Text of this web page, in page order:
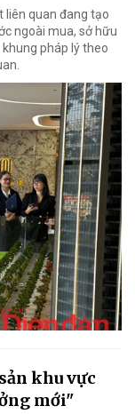
liên quan đang tạo
ngoài mua, sở hữu
khung pháp lý theo
khu vực
mới"